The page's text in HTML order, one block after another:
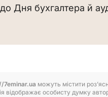
Дня бухгалтера й
7eminar.ua можуть містити
відображає особисту думку